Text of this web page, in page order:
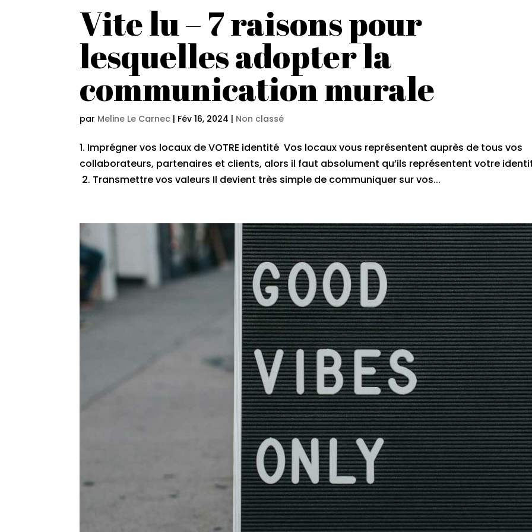
Vite lu – 7 raisons pour
lesquelles adopter la
communication murale
par Meline Le Carnec | Fév 16, 2024 | Non classé
1. Imprégner vos locaux de VOTRE identité Vos locaux vous représentent auprès de tous vos
collaborateurs, partenaires et clients, alors il faut absolument qu’ils représentent votre
2. Transmettre vos valeurs Il devient très simple de communiquer sur vos...